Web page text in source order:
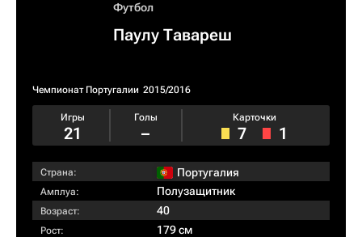
Футбол
Паулу Тавареш
Чемпионат Португалии 2015/2016
Игры
21
Голы
–
Карточки
7 1
Страна: Португалия
Амплуа: Полузащитник
Возраст: 40
Рост: 179 см